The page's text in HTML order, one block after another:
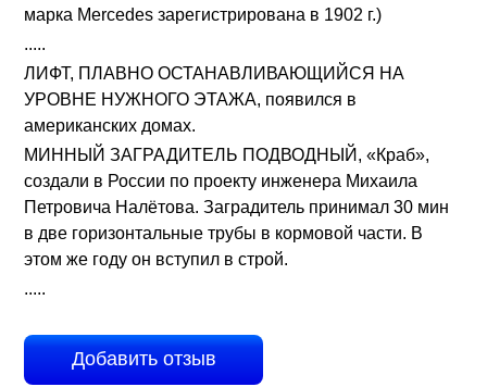
марка Mercedes зарегистрирована в 1902 г.)
.....
ЛИФТ, ПЛАВНО ОСТАНАВЛИВАЮЩИЙСЯ НА
УРОВНЕ НУЖНОГО ЭТАЖА, появился в
американских домах.
МИННЫЙ ЗАГРАДИТЕЛЬ ПОДВОДНЫЙ, «Краб»,
создали в России по проекту инженера Михаила
Петровича Налётова. Заградитель принимал 30 мин
в две горизонтальные трубы в кормовой части. В
этом же году он вступил в строй.
.....
Добавить отзыв